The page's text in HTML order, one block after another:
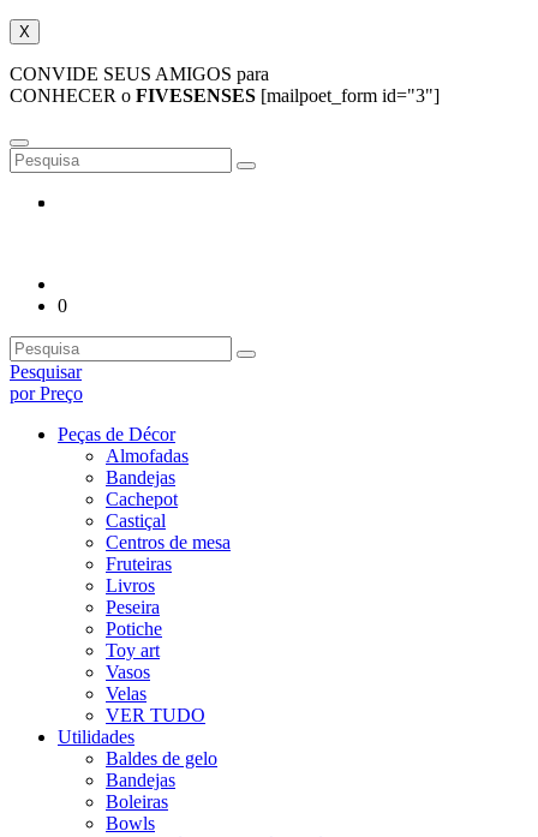
X
CONVIDE SEUS AMIGOS para
CONHECER o FIVESENSES [mailpoet_form id="3"]
0
Pesquisar
por Preço
Peças de Décor
Almofadas
Bandejas
Cachepot
Castiçal
Centros de mesa
Fruteiras
Livros
Peseira
Potiche
Toy art
Vasos
Velas
VER TUDO
Utilidades
Baldes de gelo
Bandejas
Boleiras
Bowls